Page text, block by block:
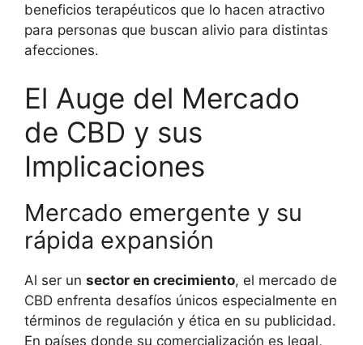
beneficios terapéuticos que lo hacen atractivo
para personas que buscan alivio para distintas
afecciones.
El Auge del Mercado
de CBD y sus
Implicaciones
Mercado emergente y su
rápida expansión
Al ser un sector en crecimiento, el mercado de
CBD enfrenta desafíos únicos especialmente en
términos de regulación y ética en su publicidad.
En países donde su comercialización es legal,